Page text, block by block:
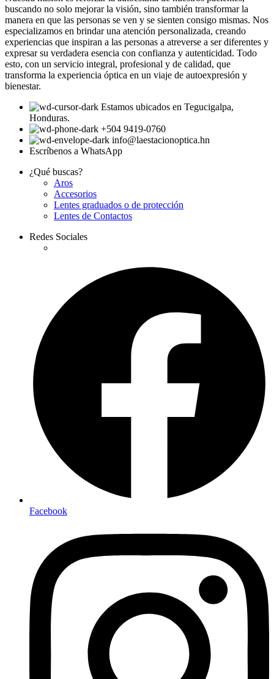
buscando no solo mejorar la visión, sino también transformar la
manera en que las personas se ven y se sienten consigo mismas. Nos
especializamos en brindar una atención personalizada, creando
experiencias que inspiran a las personas a atreverse a ser diferentes y
expresar su verdadera esencia con confianza y autenticidad. Todo
esto, con un servicio integral, profesional y de calidad, que
transforma la experiencia óptica en un viaje de autoexpresión y
bienestar.
Estamos ubicados en Tegucigalpa,
Honduras.
+504 9419-0760
info@laestacionoptica.hn
Escríbenos a WhatsApp
¿Qué buscas?
Aros
Accesorios
Lentes graduados o de protección
Lentes de Contactos
Redes Sociales
Facebook